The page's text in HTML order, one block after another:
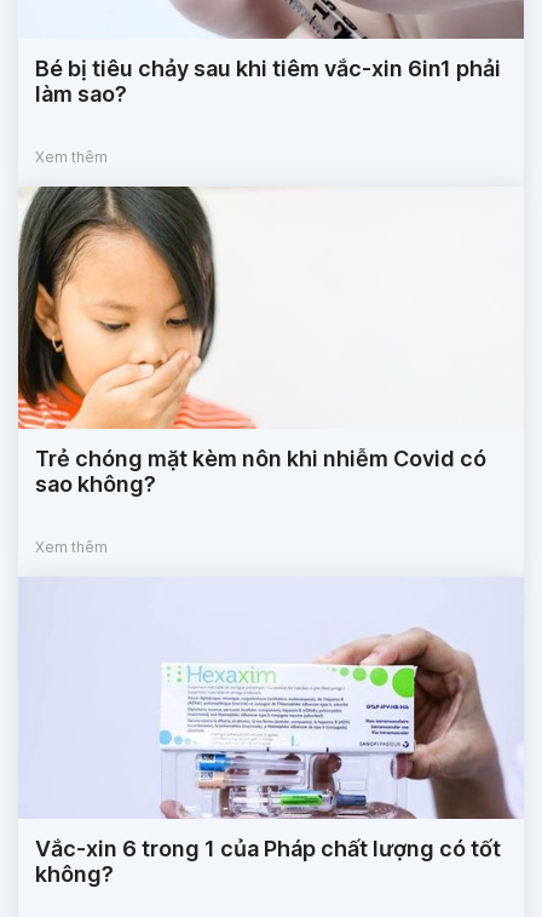
Bé bị tiêu chảy sau khi tiêm vắc-xin 6in1 phải
làm sao?
Xem thêm
Trẻ chóng mặt kèm nôn khi nhiễm Covid có
sao không?
Xem thêm
Vắc-xin 6 trong 1 của Pháp chất lượng có tốt
không?